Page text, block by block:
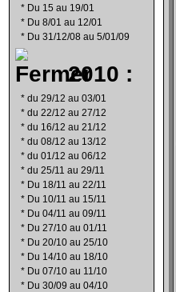
* Du 15 au 19/01
* Du 8/01 au 12/01
* Du 31/12/08 au 5/01/09
2010 :
* du 29/12 au 03/01
* du 22/12 au 27/12
* du 16/12 au 21/12
* du 08/12 au 13/12
* du 01/12 au 06/12
* du 25/11 au 29/11
* Du 18/11 au 22/11
* Du 10/11 au 15/11
* Du 04/11 au 09/11
* Du 27/10 au 01/11
* Du 20/10 au 25/10
* Du 14/10 au 18/10
* Du 07/10 au 11/10
* Du 30/09 au 04/10